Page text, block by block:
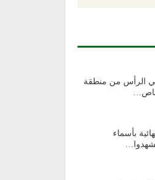
في الرأس من منطقة
بأسماء